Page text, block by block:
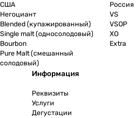
США
Негоциант
Blended (купажированный)
Single malt (односолодовый)
Bourbon
Pure Malt (смешанный
солодовый)
Россия
VS
VSOP
XO
Extra
Информация
Реквизиты
Услуги
Дегустации